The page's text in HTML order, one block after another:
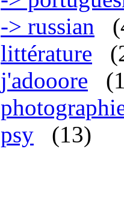
-> russian
littérature
j'adooore
psy
(13)